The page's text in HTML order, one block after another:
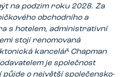
na podzim roku 2028. Za
obchodního a
s hotelem, administrativní
stojí renomovaná
kancelář Chapman
je společnost
půjde o největší společensko-